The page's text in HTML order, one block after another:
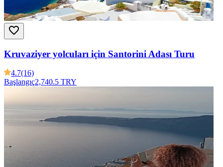
Kruvaziyer yolcuları için Santorini Adası Turu
4.7(16)
Başlangıç2,740.5 TRY